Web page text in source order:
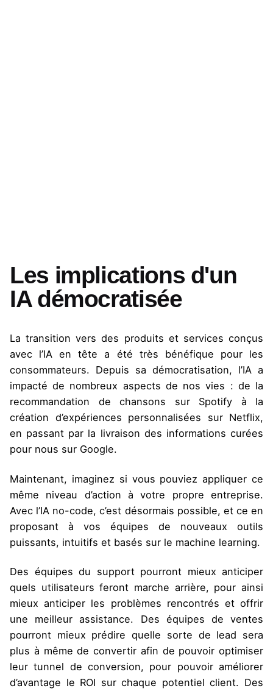
Les implications d'un
IA démocratisée
La transition vers des produits et services conçus
avec l’IA en tête a été très bénéfique pour les
consommateurs. Depuis sa démocratisation, l’IA a
impacté de nombreux aspects de nos vies : de la
recommandation de chansons sur Spotify à la
création d’expériences personnalisées sur Netflix,
en passant par la livraison des informations curées
pour nous sur Google.
Maintenant, imaginez si vous pouviez appliquer ce
même niveau d’action à votre propre entreprise.
Avec l’IA no-code, c’est désormais possible, et ce en
proposant à vos équipes de nouveaux outils
puissants, intuitifs et basés sur le machine learning.
Des équipes du support pourront mieux anticiper
quels utilisateurs feront marche arrière, pour ainsi
mieux anticiper les problèmes rencontrés et offrir
une meilleur assistance. Des équipes de ventes
pourront mieux prédire quelle sorte de lead sera
plus à même de convertir afin de pouvoir optimiser
leur tunnel de conversion, pour pouvoir améliorer
d’avantage le ROI sur chaque potentiel client. Des